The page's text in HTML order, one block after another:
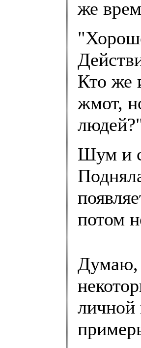
же
Кто же
жмот,
Шум и
потом
Думаю,
личной